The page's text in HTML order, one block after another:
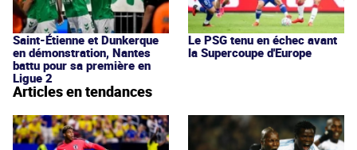
Saint-Étienne et Dunkerque
en démonstration, Nantes
battu pour sa première en
Ligue 2
Le PSG tenu en échec avant
la Supercoupe d'Europe
Articles en tendances